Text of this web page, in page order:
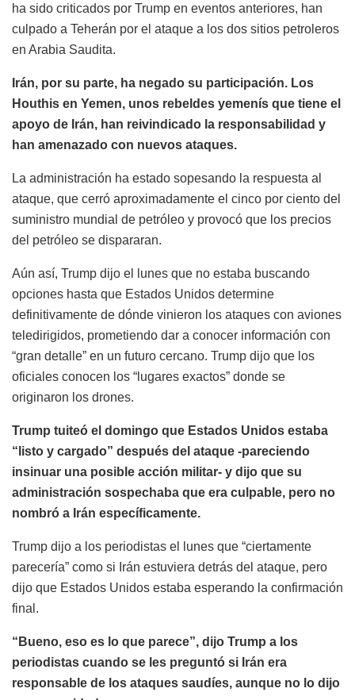
ha sido criticados por Trump en eventos anteriores, han
culpado a Teherán por el ataque a los dos sitios petroleros
en Arabia Saudita.
Irán, por su parte, ha negado su participación. Los
Houthis en Yemen, unos rebeldes yemenís que tiene el
apoyo de Irán, han reivindicado la responsabilidad y
han amenazado con nuevos ataques.
La administración ha estado sopesando la respuesta al
ataque, que cerró aproximadamente el cinco por ciento del
suministro mundial de petróleo y provocó que los precios
del petróleo se dispararan.
Aún así, Trump dijo el lunes que no estaba buscando
opciones hasta que Estados Unidos determine
definitivamente de dónde vinieron los ataques con aviones
teledirigidos, prometiendo dar a conocer información con
“gran detalle” en un futuro cercano. Trump dijo que los
oficiales conocen los “lugares exactos” donde se
originaron los drones.
Trump tuiteó el domingo que Estados Unidos estaba
“listo y cargado” después del ataque -pareciendo
insinuar una posible acción militar- y dijo que su
administración sospechaba que era culpable, pero no
nombró a Irán específicamente.
Trump dijo a los periodistas el lunes que “ciertamente
parecería” como si Irán estuviera detrás del ataque, pero
dijo que Estados Unidos estaba esperando la confirmación
final.
“Bueno, eso es lo que parece”, dijo Trump a los
periodistas cuando se les preguntó si Irán era
responsable de los ataques saudíes, aunque no lo dijo